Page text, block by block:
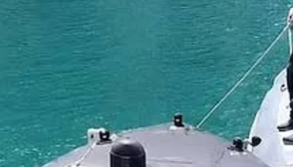
Морський дрон,
Києву офіційну ноту протесту
Афіни розкритикували дії України,
з посиланням на заяву речниці
про те, що виявлений у грецьких
та міг спричинити жертви
операцій до Середземномор’я,